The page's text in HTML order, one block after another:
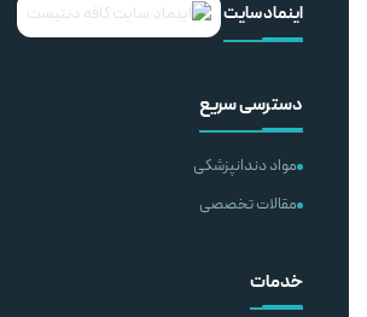
اینماد سایت
دسترسی سریع
مواد دندانپزشکی
مقالات تخصصی
خدمات